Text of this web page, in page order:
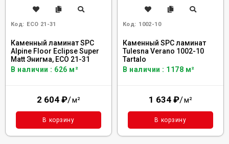
Код: ECO 21-31
Каменный ламинат SPC
Alpine Floor Eclipse Super
Matt Энигма, ЕСО 21-31
В наличии : 626 м²
2 604 ₽/м²
В корзину
Код: 1002-10
Каменный SPC ламинат
Tulesna Verano 1002-10
Tartalo
В наличии : 1178 м²
1 634 ₽/м²
В корзину